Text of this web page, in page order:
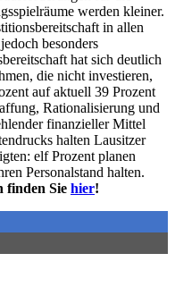
werden kleiner.
in allen
besonders
hat sich deutlich
die nicht investieren,
auf aktuell 39 Prozent
Rationalisierung und
finanzieller Mittel
halten Lausitzer
elf Prozent planen
Personalstand halten.
finden Sie hier!